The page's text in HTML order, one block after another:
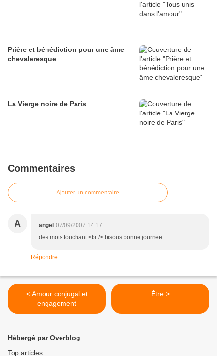
Prière et bénédiction pour une âme
chevaleresque
La Vierge noire de Paris
Commentaires
Ajouter un commentaire
A angel 07/09/2007 14:17
des mots touchant <br /> bisous bonne journee
Répondre
< Amour conjugal et
engagement
Être >
Hébergé par Overblog
Top articles